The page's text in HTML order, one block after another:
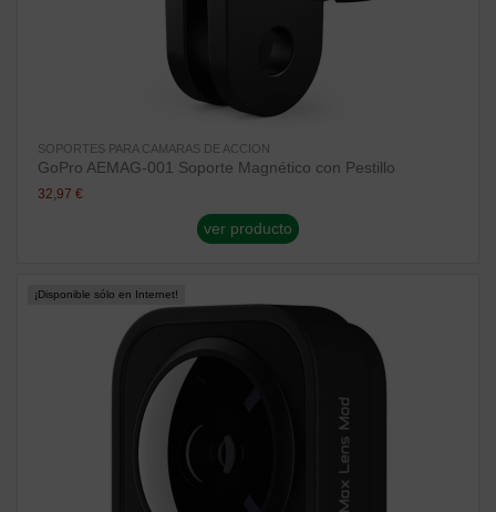
SOPORTES PARA CAMARAS DE ACCION
GoPro AEMAG-001 Soporte Magnético con Pestillo
32,97 €
ver producto
¡Disponible sólo en Internet!